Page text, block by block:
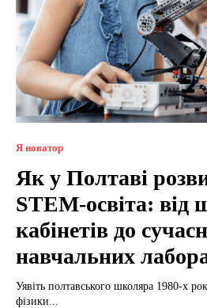
Я новатор
Як у Полтаві
STEM-освіта: від
кабінетів до
навчальних
Уявіть полтавського школяра 1980-х
фізики...